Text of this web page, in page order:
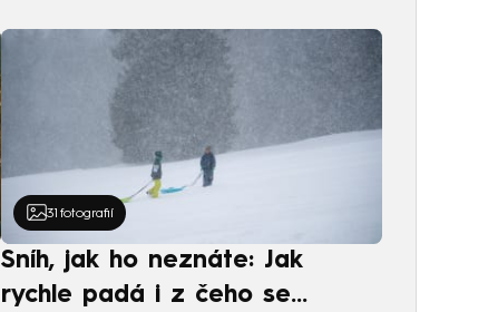
31 fotografií
Sníh, jak ho neznáte: Jak
rychle padá i z čeho se